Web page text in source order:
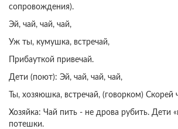
сопровождения).
Эй, чай, чай, чай,
Уж ты, кумушка, встречай,
Прибауткой привечай.
Дети (поют): Эй, чай, чай, чай,
Ты, хозяюшка, встречай, (говорком) Скорей
Хозяйка: Чай пить - не дрова рубить. Дети
потешки.